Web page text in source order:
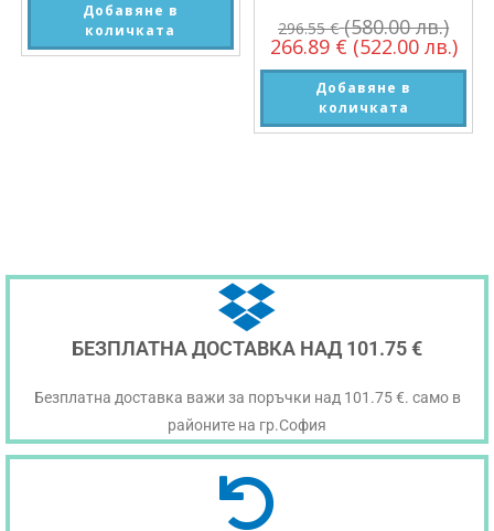
Добавяне в
количката
296.55€ (580.00 лв.)
266.89 € (522.00 лв.)
Добавяне в
количката
БЕЗПЛАТНА ДОСТАВКА НАД 101.75 €
Безплатна доставка важи за поръчки над 101.75 €. само в
районите на гр.София